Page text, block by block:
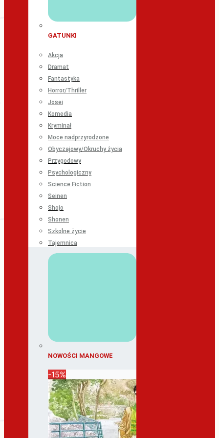
GATUNKI
Akcja
Dramat
Fantastyka
Horror/Thriller
Josei
Komedia
Kryminał
Moce nadprzyrodzone
Obyczajowy/Okruchy życia
Przygodowy
Psychologiczny
Science Fiction
Seinen
Shojo
Shonen
Szkolne życie
Tajemnica
NOWOŚCI MANGOWE
-15%